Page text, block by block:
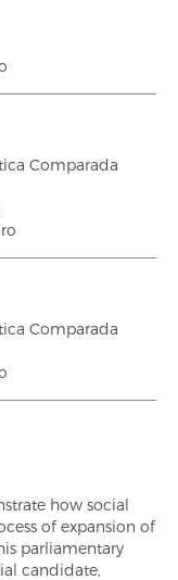
Comparada
Comparada
how social
of expansion of
parliamentary
candidate,